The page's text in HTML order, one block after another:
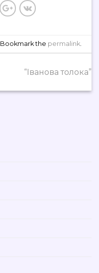
. Bookmark the permalink.
“Іванова толока”